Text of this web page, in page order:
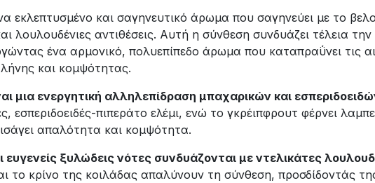
εκλεπτυσμένο και σαγηνευτικό άρωμα που σαγηνεύει με το
λουλουδένιες αντιθέσεις. Αυτή η σύνθεση συνδυάζει τέλεια
ένα αρμονικό, πολυεπίπεδο άρωμα που καταπραΰνει τις
και κομψότητας.
μια ενεργητική αλληλεπίδραση μπαχαρικών και
εσπεριδοειδές-πιπεράτο ελέμι, ενώ το γκρέιπφρουτ φέρνει
απαλότητα και κομψότητα.
ξυλώδεις νότες συνδυάζονται με ντελικάτες
το κρίνο της κοιλάδας απαλύνουν τη σύνθεση, προσδίδοντάς